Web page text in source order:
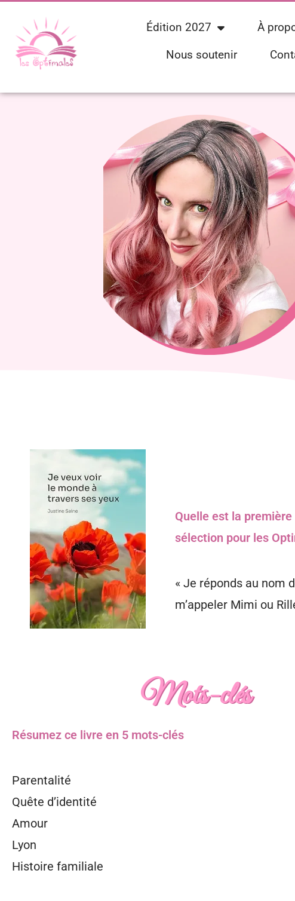
Édition 2027 À
Nous soutenir
Quelle est la
sélection pour les
« Je réponds au nom
m’appeler Mimi ou
Mots-clés
Résumez ce livre en 5 mots-clés
Parentalité
Quête d’identité
Amour
Lyon
Histoire familiale